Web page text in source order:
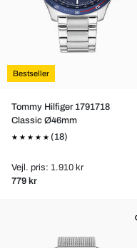
Bestseller
Tommy Hilfiger 1791718
Classic Ø46mm
(18)
Vejl. pris: 1.910 kr
779 kr